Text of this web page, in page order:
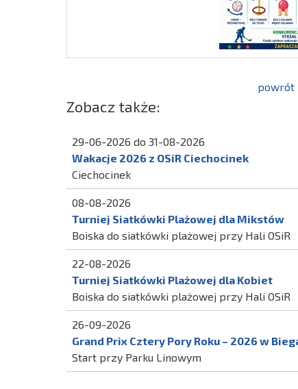
powrót
Zobacz także:
29-06-2026 do 31-08-2026
Wakacje 2026 z OSiR Ciechocinek
Ciechocinek
08-08-2026
Turniej Siatkówki Plażowej dla Mikstów
Boiska do siatkówki plażowej przy Hali OSiR
22-08-2026
Turniej Siatkówki Plażowej dla Kobiet
Boiska do siatkówki plażowej przy Hali OSiR
26-09-2026
Grand Prix Cztery Pory Roku – 2026 w
Start przy Parku Linowym